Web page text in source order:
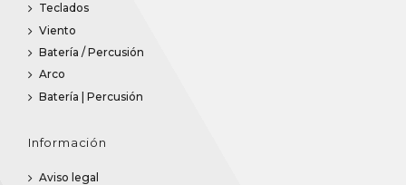
Teclados
Viento
Batería / Percusión
Arco
Batería | Percusión
Información
Aviso legal